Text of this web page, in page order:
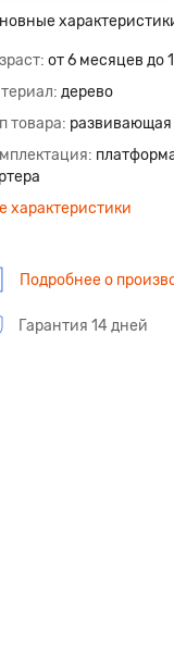
от 6 месяцев до
дерево
товара развивающая
характеристики
Подробнее о
Гарантия 14 дней